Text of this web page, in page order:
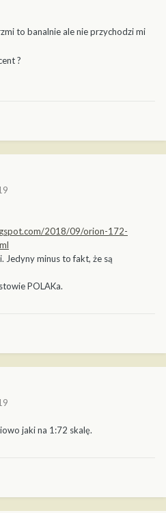
to banalnie ale nie przychodzi mi
?
2018/09/orion-172-
Jedyny minus to fakt, że są
POLAKa.
jaki na 1:72 skalę.